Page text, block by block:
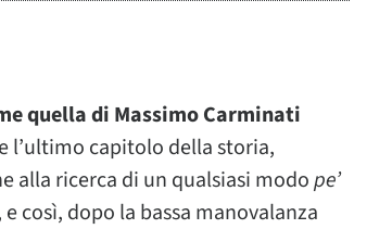
quella di Massimo Carminati
l’ultimo capitolo della storia,
alla ricerca di un qualsiasi modope’
così, dopo la bassa manovalanza